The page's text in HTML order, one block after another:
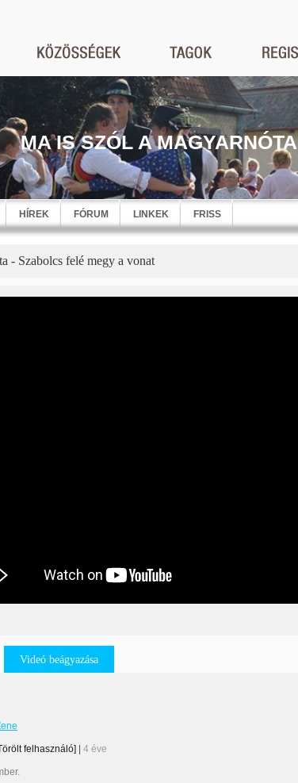
MA IS SZÓL A MAGYARNÓTA
HÍREK FÓRUM LINKEK FRISS
- Szabolcs felé megy a vonat
Videó beágyazása
felhasználó] 4 éve